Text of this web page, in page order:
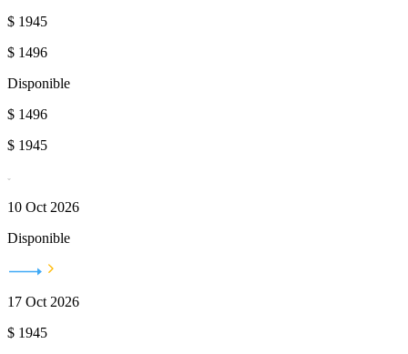
$ 1945
$ 1496
Disponible
$ 1496
$ 1945
10 Oct 2026
Disponible
17 Oct 2026
$ 1945